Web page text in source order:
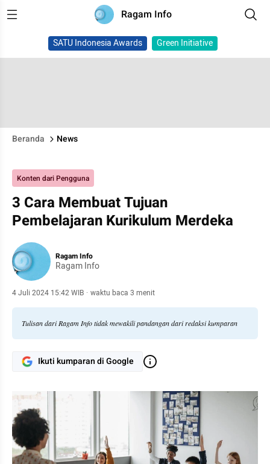
Ragam Info
SATU Indonesia Awards Green Initiative
Beranda News
Konten dari Pengguna
3 Cara Membuat Tujuan
Pembelajaran Kurikulum Merdeka
Ragam Info
Ragam Info
4 Juli 2024 15:42 WIB · waktu baca 3 menit
Tulisan dari Ragam Info tidak mewakili pandangan dari redaksi kumparan
Ikuti kumparan di Google